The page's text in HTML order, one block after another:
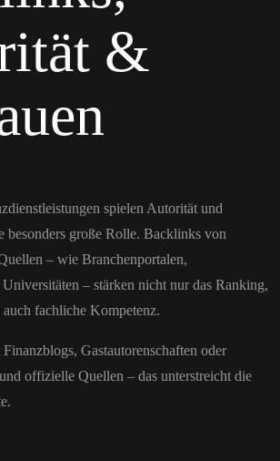
&
spielen Autorität und
besonders große Rolle. Backlinks von
– wie Branchenportalen,
– stärken nicht nur das Ranking,
fachliche Kompetenz.
Gastautorenschaften oder
offizielle Quellen – das unterstreicht die